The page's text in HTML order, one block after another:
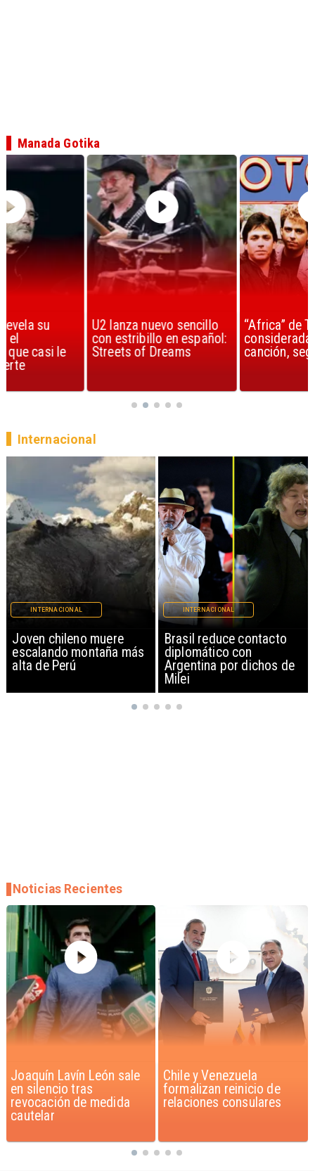
U2 lanza nuevo sencillo
con estribillo en español:
Streets of Dreams
“Africa” de Toto es
considerada la mejor
canción, según la ciencia
Manada Gotika
Brasil reduce contacto
diplomático con
Argentina por dichos de
INTERNACIONAL
China restringe
exportación de drones a
EEUU y sanciona
empresas
INTERNACIONAL
Internacional
Chile y Venezuela
formalizan reinicio de
relaciones consulares
Feriantes rechazan
dichos de Camila Flores
sobre Fabiola Campillai
Noticias Recientes